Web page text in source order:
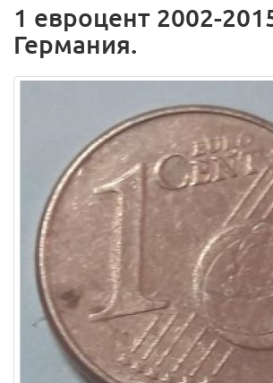
1 евроцент 2002-
Германия.